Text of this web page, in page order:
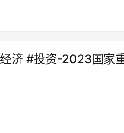
济 #投资-2023国家